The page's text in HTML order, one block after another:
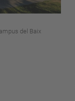
del Baix